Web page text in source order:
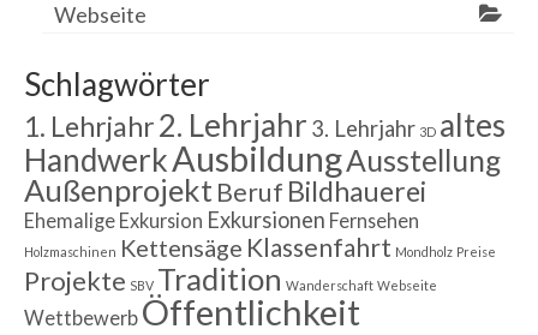
Webseite
Schlagwörter
1. Lehrjahr2. Lehrjahr 3. Lehrjahr 3D altes
HandwerkAusbildungAusstellung
Außenprojekt Beruf Bildhauerei
Ehemalige Exkursion Exkursionen Fernsehen
Holzmaschinen Kettensäge Klassenfahrt Mondholz Preise
Projekte SBV Tradition Wanderschaft Webseite
Wettbewerb Öffentlichkeit